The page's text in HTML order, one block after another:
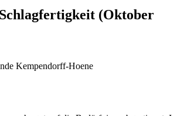
(Oktober
Kempendorff-Hoene